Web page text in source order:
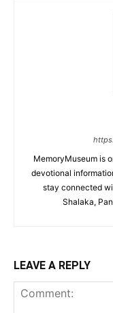
MemoryMuseum is
devotional
stay connected
Shalaka,
LEAVE A REPLY